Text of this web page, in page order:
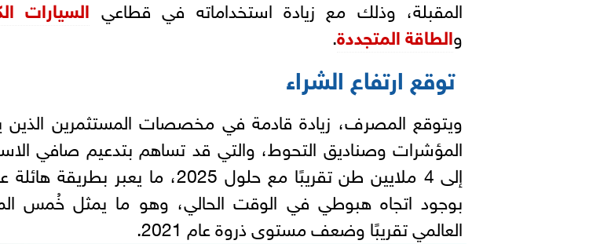
المقبلة، وذلك مع زيادة استخداماته في قطاعي السيارات
والطاقة المتجددة.
توقع ارتفاع الشراء
ويتوقع المصرف، زيادة قادمة في مخصصات المستثمرين الذين
المؤشرات وصناديق التحوط، والتي قد تساهم بتدعيم صافي
إلى 4 ملايين طن تقريبًا مع حلول 2025، ما يعبر
بوجود اتجاه هبوطي في الوقت الحالي، وهو ما يمثل خُمس
العالمي تقريبًا وضعف مستوى ذروة عام 2021.